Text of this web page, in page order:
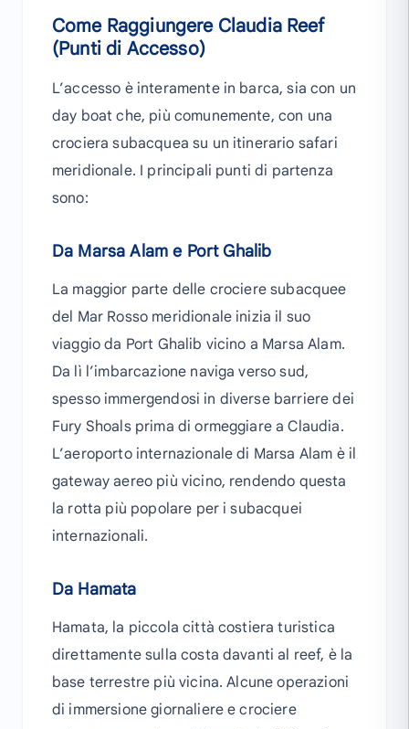
Come Raggiungere Claudia Reef
(Punti di Accesso)
L’accesso è interamente in barca, sia con un
day boat che, più comunemente, con una
crociera subacquea su un itinerario safari
meridionale. I principali punti di partenza
sono:
Da Marsa Alam e Port Ghalib
La maggior parte delle crociere subacquee
del Mar Rosso meridionale inizia il suo
viaggio da Port Ghalib vicino a Marsa Alam.
Da lì l’imbarcazione naviga verso sud,
spesso immergendosi in diverse barriere dei
Fury Shoals prima di ormeggiare a Claudia.
L’aeroporto internazionale di Marsa Alam è il
gateway aereo più vicino, rendendo questa
la rotta più popolare per i subacquei
internazionali.
Da Hamata
Hamata, la piccola città costiera turistica
direttamente sulla costa davanti al reef, è la
base terrestre più vicina. Alcune operazioni
di immersione giornaliere e crociere